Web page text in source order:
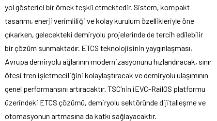
yol gösterici bir örnek teşkil etmektedir. Sistem, kompakt
tasarımı, enerji verimliliği ve kolay kurulum özellikleriyle öne
çıkarken, gelecekteki demiryolu projelerinde de tercih edilebilir
bir çözüm sunmaktadır. ETCS teknolojisinin yaygınlaşması,
Avrupa demiryolu ağlarının modernizasyonunu hızlandıracak, sınır
ötesi tren işletmeciliğini kolaylaştıracak ve demiryolu ulaşımının
genel performansını artıracaktır. TSC’nin iEVC-RailOS platformu
üzerindeki ETCS çözümü, demiryolu sektöründe dijitalleşme ve
otomasyonun artmasına da katkı sağlayacaktır.